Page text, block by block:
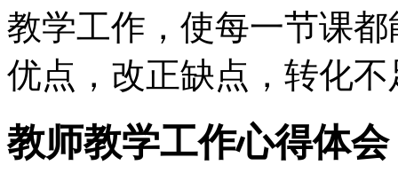
教学工作，使每一节课
优点，改正缺点，转化
教师教学工作心得体